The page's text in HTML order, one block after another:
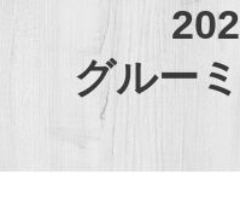
グルー